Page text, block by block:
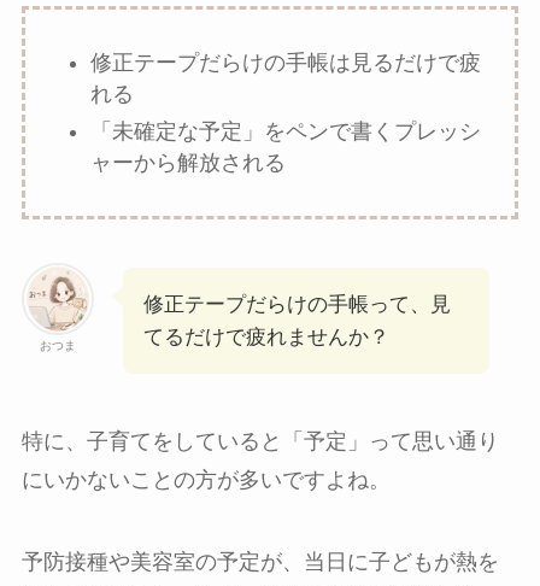
修正テープだらけの手帳は見るだけで疲
れる
「未確定な予定」をペンで書くプレッシ
ャーから解放される
おつま
修正テープだらけの手帳って、見
てるだけで疲れませんか？
特に、子育てをしていると「予定」って思い通り
にいかないことの方が多いですよね。
予防接種や美容室の予定が、当日に子どもが熱を